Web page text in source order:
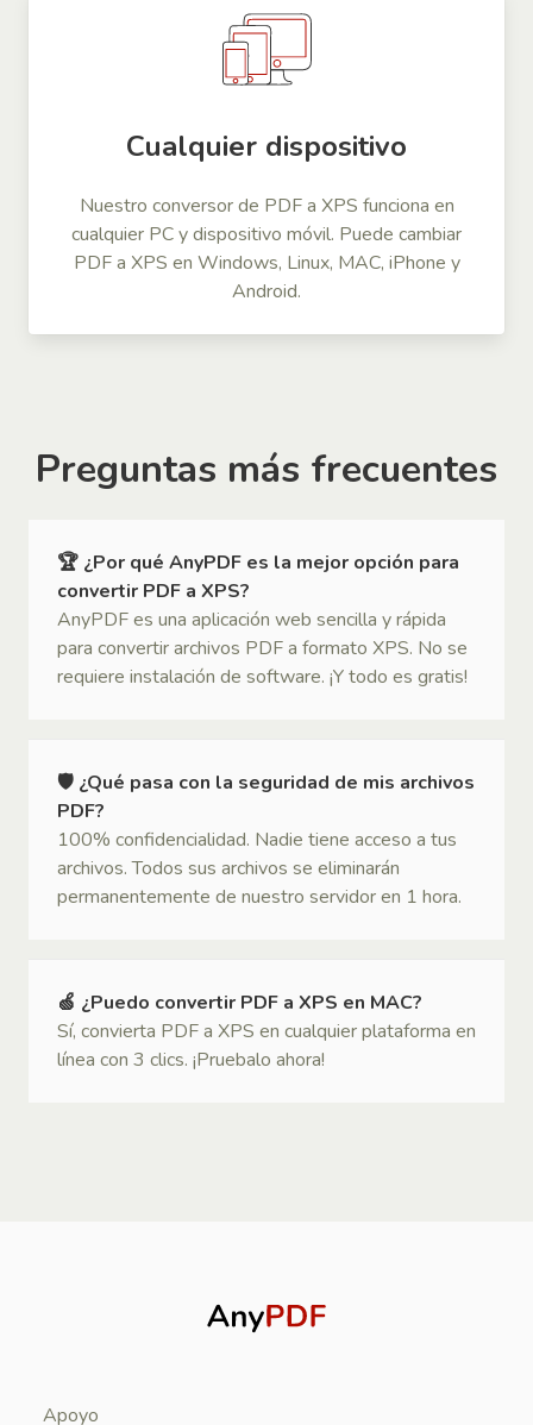
Cualquier dispositivo
Nuestro conversor de PDF a XPS funciona en
cualquier PC y dispositivo móvil. Puede cambiar
PDF a XPS en Windows, Linux, MAC, iPhone y
Android.
Preguntas más frecuentes
🏆 ¿Por qué AnyPDF es la mejor opción para
convertir PDF a XPS?
AnyPDF es una aplicación web sencilla y rápida
para convertir archivos PDF a formato XPS. No se
requiere instalación de software. ¡Y todo es gratis!
🛡 ¿Qué pasa con la seguridad de mis archivos
PDF?
100% confidencialidad. Nadie tiene acceso a tus
archivos. Todos sus archivos se eliminarán
permanentemente de nuestro servidor en 1 hora.
🍏 ¿Puedo convertir PDF a XPS en MAC?
Sí, convierta PDF a XPS en cualquier plataforma en
línea con 3 clics. ¡Pruebalo ahora!
Apoyo